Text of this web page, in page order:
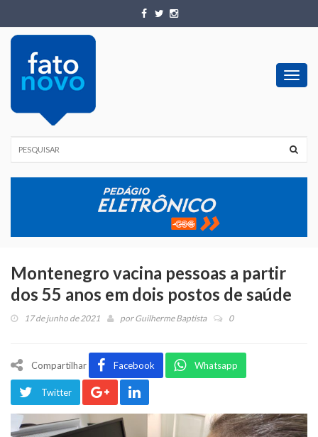
Montenegro vacina pessoas a partir
dos 55 anos em dois postos de saúde
17 de junho de 2021 porGuilherme Baptista 0
Compartilhar Facebook Whatsapp
Twitter